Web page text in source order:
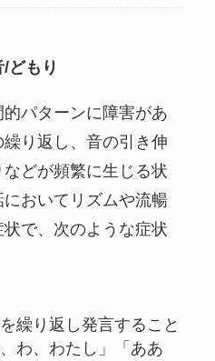
どもり
パターンに障害があ
り返し、音の引き伸
どが頻繁に生じる状
おいてリズムや流暢
で、次のような症状
繰り返し発言すること
わ、わたし」「ああ